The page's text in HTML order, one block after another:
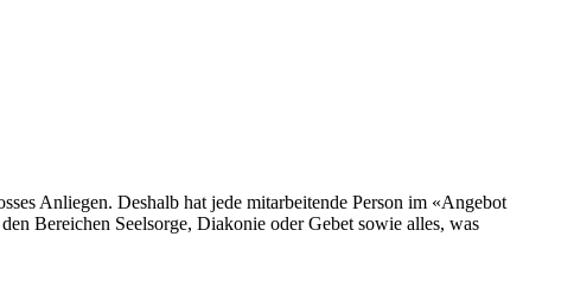
Anliegen. Deshalb hat jede mitarbeitende Person im «Angebot
Bereichen Seelsorge, Diakonie oder Gebet sowie alles, was